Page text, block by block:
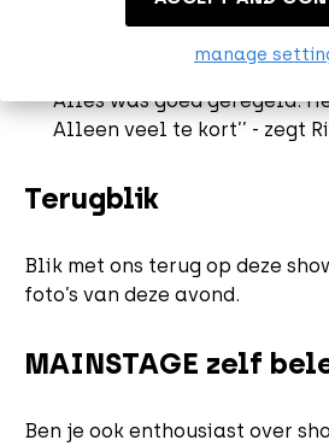
manage
beenruimte!’’, zegt een
Alles was goed geregeld.
Alleen veel te kort’’ - zegt
Terugblik
Blik met ons terug op deze
foto’s van deze avond.
MAINSTAGE zelf
Ben je ook enthousiast over